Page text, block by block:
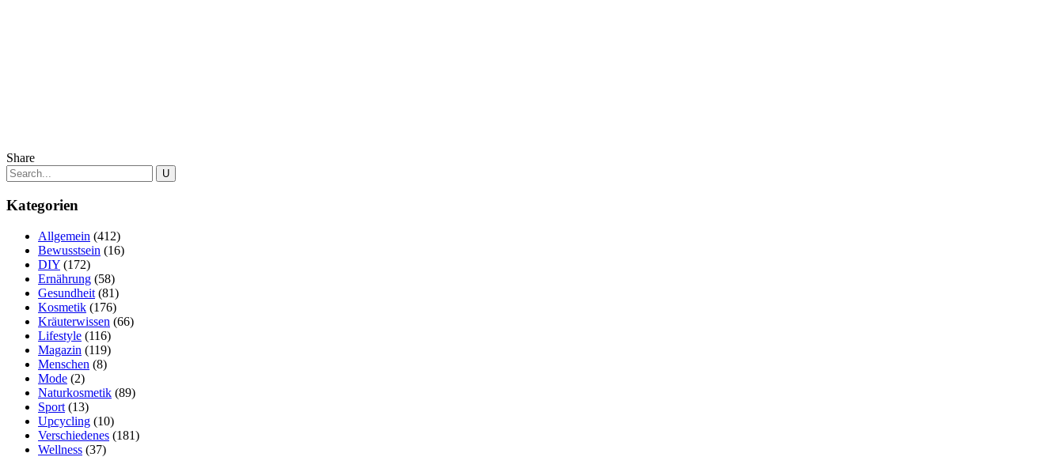
Share
Kategorien
Allgemein (412)
Bewusstsein (16)
DIY (172)
Ernährung (58)
Gesundheit (81)
Kosmetik (176)
Kräuterwissen (66)
Lifestyle (116)
Magazin (119)
Menschen (8)
Mode (2)
Naturkosmetik (89)
Sport (13)
Upcycling (10)
Verschiedenes (181)
Wellness (37)